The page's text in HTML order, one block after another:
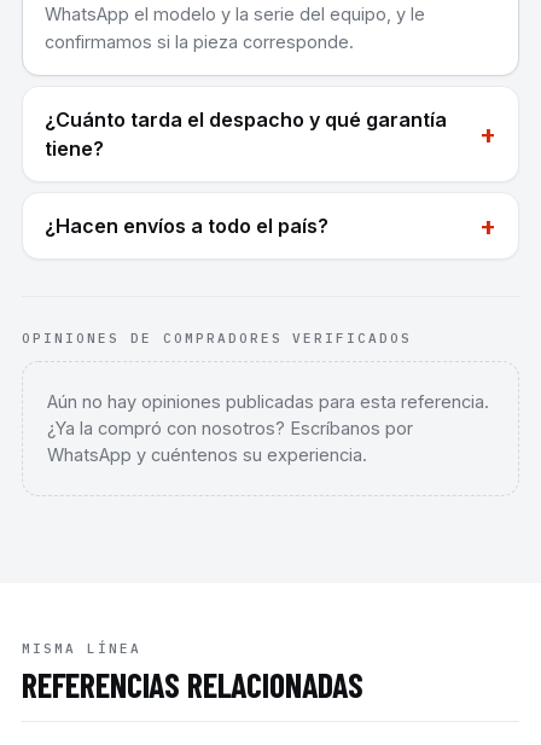
WhatsApp el modelo y la serie del equipo, y le
confirmamos si la pieza corresponde.
¿Cuánto tarda el despacho y qué garantía
tiene?
+
¿Hacen envíos a todo el país? +
OPINIONES DE COMPRADORES VERIFICADOS
Aún no hay opiniones publicadas para esta referencia.
¿Ya la compró con nosotros? Escríbanos por
WhatsApp y cuéntenos su experiencia.
MISMA LÍNEA
REFERENCIAS RELACIONADAS